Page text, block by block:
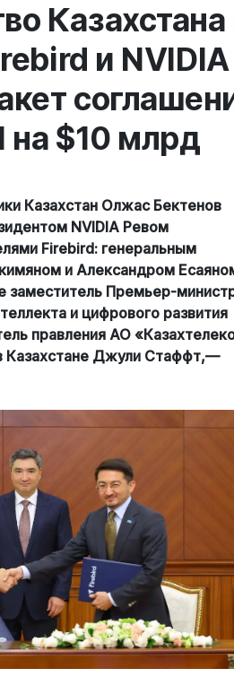
Казахстана
и NVIDIA
на $10 млрд
Казахстан Олжас Бектенов
NVIDIA Ревом
Firebird: генеральным
и Александром
заместитель Премьер-
и цифрового развития
правления АО
Казахстане Джули Стаффт,—